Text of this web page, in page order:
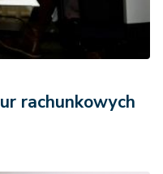
rachunkowych